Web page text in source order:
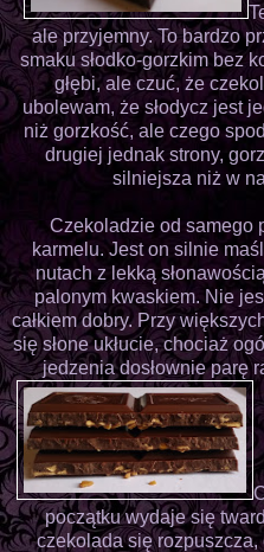
ale przyjemny. To bardzo
smaku słodko-gorzkim bez
głębi, ale czuć, że
ubolewam, że słodycz jest
niż gorzkość, ale czego
drugiej jednak strony,
silniejsza niż w
Czekoladzie od samego
karmelu. Jest on silnie
nutach z lekką
palonym kwaskiem. Nie
całkiem dobry. Przy
się słone ukłucie, chociaż
jedzenia dosłownie parę
początku wydaje się
czekolada się